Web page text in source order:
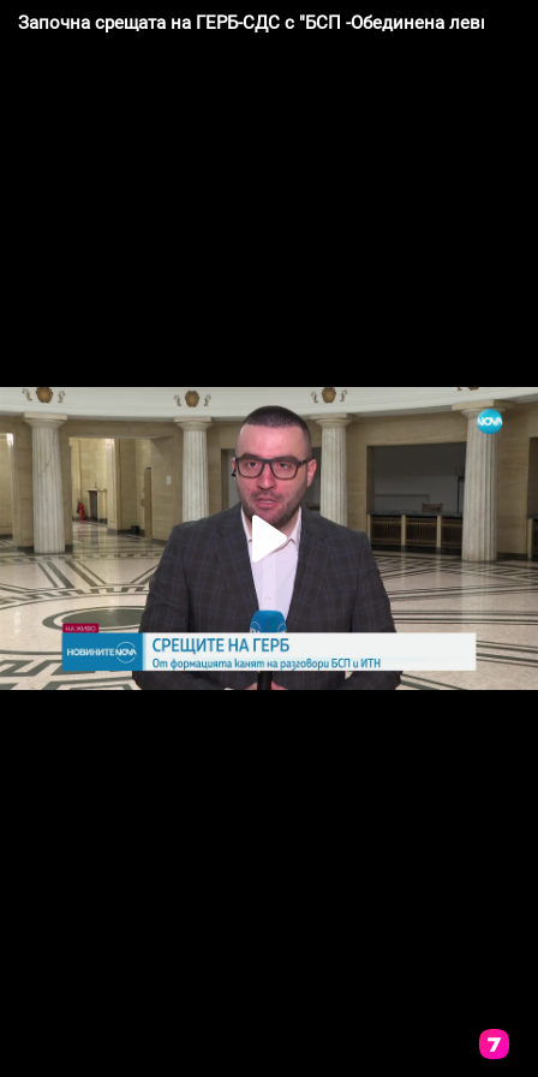
Започна срещата на ГЕРБ-СДС с "БСП -Обединена левица"